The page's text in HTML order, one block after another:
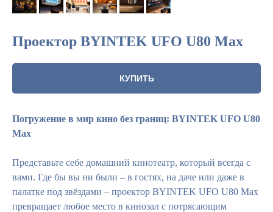
Проектор BYINTEK UFO U80 Max
КУПИТЬ
Погружение в мир кино без границ: BYINTEK UFO U80
Max
Представьте себе домашний кинотеатр, который всегда с
вами. Где бы вы ни были – в гостях, на даче или даже в
палатке под звёздами – проектор BYINTEK UFO U80 Max
превращает любое место в кинозал с потрясающим